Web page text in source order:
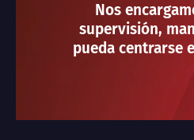
Nos
supervisión,
pueda centrarse